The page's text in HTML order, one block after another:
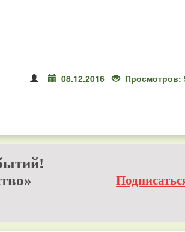
08.12.2016 Просмотров: